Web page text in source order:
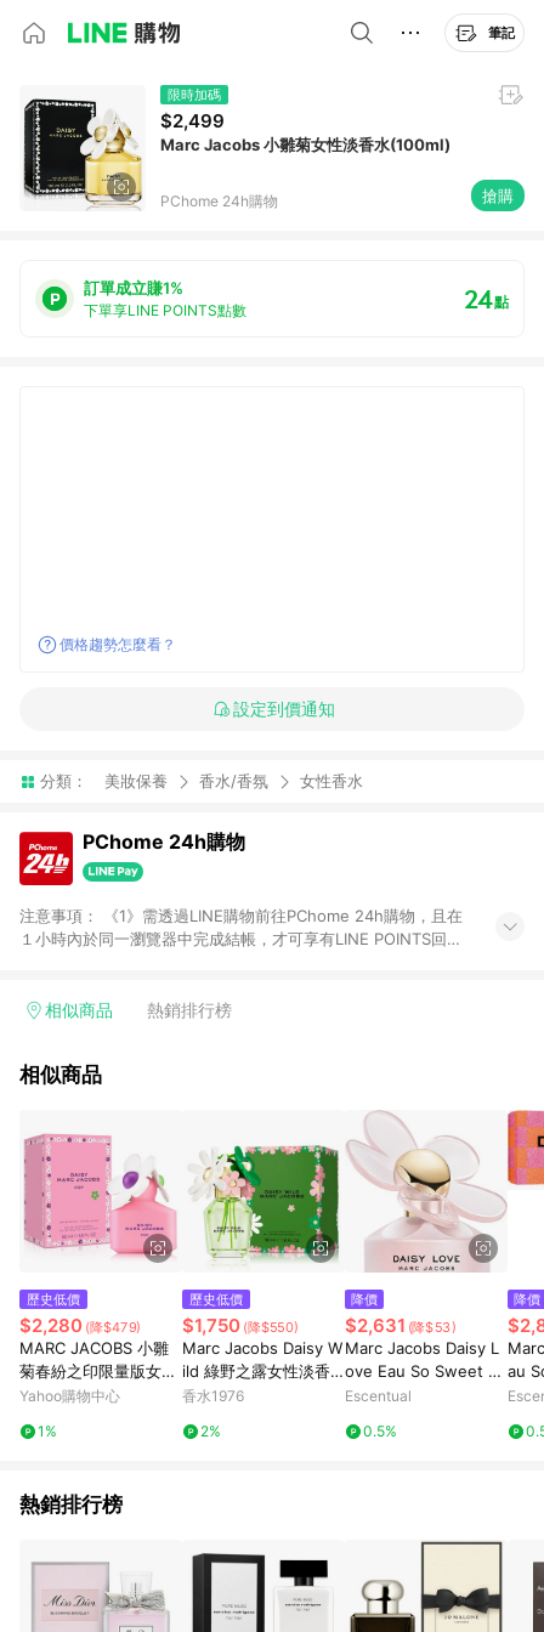
筆記
限時加碼
$2,499
Marc Jacobs 小雛菊女性淡香水(100ml)
PChome 24h購物 搶購
訂單成立賺1%
下單享LINE POINTS點數 24點
價格趨勢怎麼看？
設定到價通知
分類： 美妝保養 香水/香氛 女性香水
PChome 24h購物
注意事項： 《1》需透過LINE購物前往PChome 24h購物，且在
１小時內於同一瀏覽器中完成結帳，才可享有LINE POINTS回饋
在點數回饋範圍內。 《3》如取消訂單、退貨、購物中登出
品、票券、訂閱方案、PChome儲值商品、企業專區/企業採購、
值點數、點數/禮物卡 [2025/2/16起適用] - 票券全品項
[2026/6/2起適用] 《5》回饋點數的計算將會排除【訂單活動折
扣 (含折價券折扣)】、【P幣扣抵】、【現金積點扣抵】及【訂單
運費】等金額。 《6》符合LINE POINTS回饋資格之訂單將於商
家訂單頁面標示「LINE回饋」，若無此標示則 不符合回饋LINE
POINTS點數資格亦不得使用點數紅包 。 《7》LINE購物設有
「單一商品最高回饋點數」機制 (特殊活動時開放「回饋無上
當下LINE購物所設定的回饋機制為準。 《8》LINE購物為購物資
訊整合性平台，商品資料更新會有時間差，如顯示之商品規格、
顏色、價位、贈品與PChome 24h購物銷售網頁不符，以銷售網
頁標示為準！
相似商品 熱銷排行榜
相似商品
歷史低價
$2,280 (降$479)
MARC JACOBS 小雛
菊春紛之印限量版女性
淡香水50ml
Yahoo購物中心
1%
歷史低價
$1,750 (降$550)
Marc Jacobs Daisy W
ild 綠野之露女性淡香
精
香水1976
2%
降價
$2,631 (降$53)
Marc Jacobs Daisy L
ove Eau So Sweet Ea
u de Toilette Spray 5
Escentual
0.5%
降價
au
熱銷排行榜